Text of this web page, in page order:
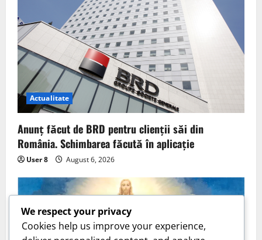
Actualitate
Anunț făcut de BRD pentru clienții săi din
România. Schimbarea făcută în aplicație
User 8 August 6, 2026
We respect your privacy
Cookies help us improve your experience,